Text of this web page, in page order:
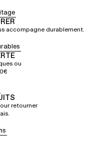
accompagne durablement.
ou
retourner